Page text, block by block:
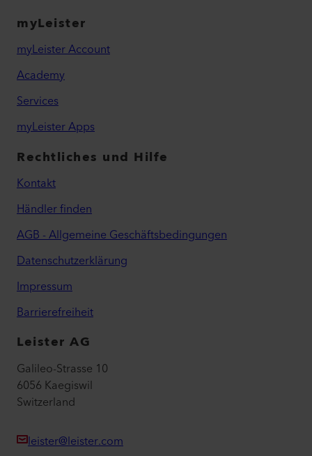
myLeister
myLeister Account
Academy
Services
myLeister Apps
Rechtliches und Hilfe
Kontakt
Händler finden
AGB - Allgemeine Geschäftsbedingungen
Datenschutzerklärung
Impressum
Barrierefreiheit
Leister AG
Galileo-Strasse 10
6056 Kaegiswil
Switzerland
leister@leister.com